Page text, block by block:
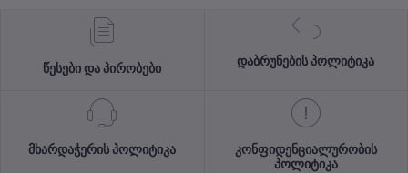
წესები და პირობები
დაბრუნების პოლიტიკა
მხარდაჭერის პოლიტიკა
კონფიდენციალურობის
პოლიტიკა